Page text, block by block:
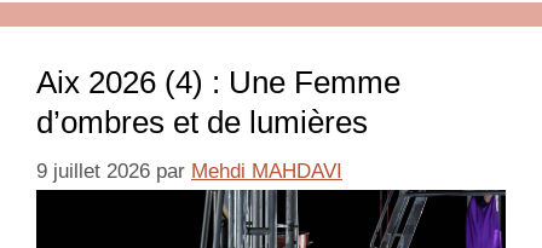
Aix 2026 (4) : Une Femme
d’ombres et de lumières
9 juillet 2026 par Mehdi MAHDAVI